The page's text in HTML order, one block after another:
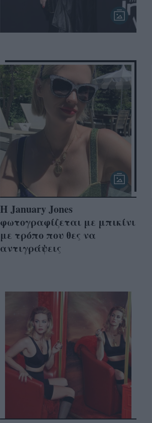
Η January Jones
φωτογραφίζεται με μπικίνι
με τρόπο που θες να
αντιγράψεις